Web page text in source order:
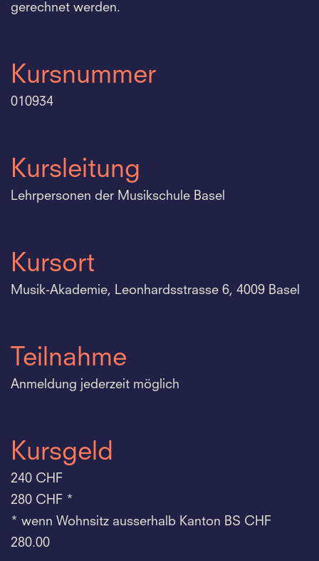
gerechnet werden.
Kursnummer
010934
Kursleitung
Lehrpersonen der Musikschule Basel
Kursort
Musik-Akademie, Leonhardsstrasse 6, 4009 Basel
Teilnahme
Anmeldung jederzeit möglich
Kursgeld
240 CHF
280 CHF *
* wenn Wohnsitz ausserhalb Kanton BS CHF
280.00